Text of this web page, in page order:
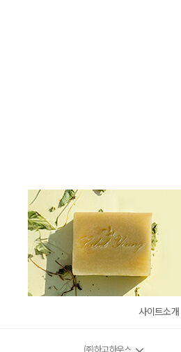
사이트소개
㈜하고하우스